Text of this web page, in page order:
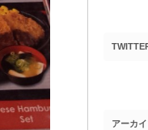
アーカ